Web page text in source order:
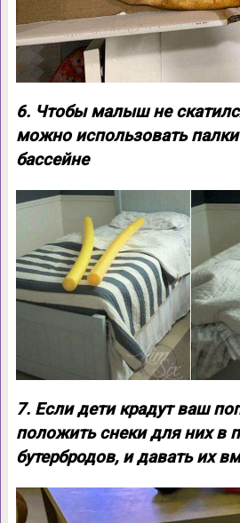
6. Чтобы малыш не
можно использовать
бассейне
7. Если дети крадут ваш
положить снеки для них в
бутербродов, и давать их